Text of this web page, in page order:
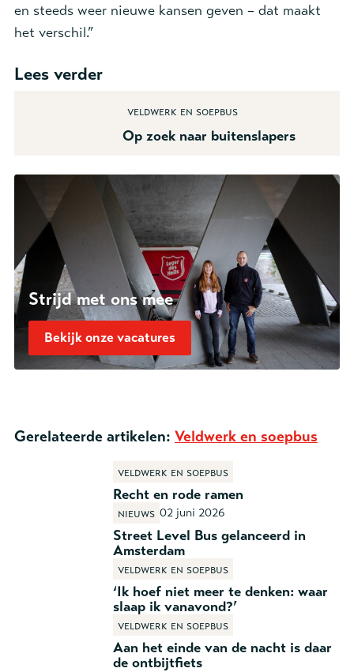
en steeds weer nieuwe kansen geven – dat maakt
het verschil.”
Lees verder
Op zoek naar buitenslapers
Veldwerk en soepbus
Strijd met ons mee
Bekijk onze vacatures
Gerelateerde artikelen: Veldwerk en soepbus
Recht en rode ramen
Veldwerk en soepbus
Street Level Bus gelanceerd in
Amsterdam
Nieuws 02 juni 2026
‘Ik hoef niet meer te denken: waar
slaap ik vanavond?’
Veldwerk en soepbus
Aan het einde van de nacht is daar
de ontbijtfiets
Veldwerk en soepbus